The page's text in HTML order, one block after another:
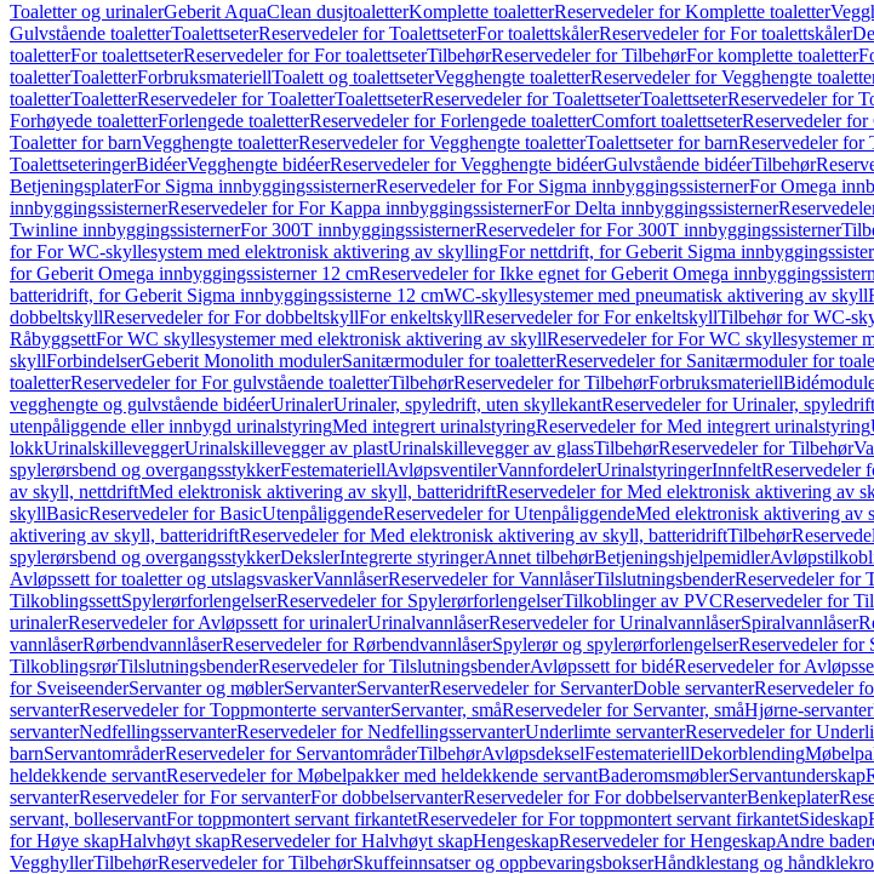
Toaletter og urinalerGeberit AquaClean dusjtoaletterKomplette toaletterReservedeler for Komplette toaletter
Gulvstående toaletterToalettseterReservedeler for ToalettseterFor toalettskålerReservedeler for For toalettskåler
toaletterFor toalettseterReservedeler for For toalettseterTilbehørReservedeler for TilbehørFor komplette toaletter
toaletterToaletterForbruksmateriellToalett og toalettseterVegghengte toaletterReservedeler for Vegghengte
toaletterToaletterReservedeler for ToaletterToalettseterReservedeler for ToalettseterToalettseterReservedeler for
Forhøyede toaletterForlengede toaletterReservedeler for Forlengede toaletterComfort toalettseterReservedeler
Toaletter for barnVegghengte toaletterReservedeler for Vegghengte toaletterToalettseter for barnReservedeler for
ToalettseteringerBidéerVegghengte bidéerReservedeler for Vegghengte bidéerGulvstående bidéerTilbehør
BetjeningsplaterFor Sigma innbyggingssisternerReservedeler for For Sigma innbyggingssisternerFor Omega
innbyggingssisternerReservedeler for For Kappa innbyggingssisternerFor Delta innbyggingssisterner
Twinline innbyggingssisternerFor 300T innbyggingssisternerReservedeler for For 300T innbyggingssisterner
for For WC-skyllesystem med elektronisk aktivering av skyllingFor nettdrift, for Geberit Sigma
for Geberit Omega innbyggingssisterner 12 cmReservedeler for Ikke egnet for Geberit Omega
batteridrift, for Geberit Sigma innbyggingssisterne 12 cmWC-skyllesystemer med pneumatisk aktivering av skyll
dobbeltskyllReservedeler for For dobbeltskyllFor enkeltskyllReservedeler for For enkeltskyllTilbehør for WC-
RåbyggsettFor WC skyllesystemer med elektronisk aktivering av skyllReservedeler for For WC skyllesystemer
skyllForbindelserGeberit Monolith modulerSanitærmoduler for toaletterReservedeler for Sanitærmoduler for
toaletterReservedeler for For gulvstående toaletterTilbehørReservedeler for TilbehørForbruksmateriell
vegghengte og gulvstående bidéerUrinalerUrinaler, spyledrift, uten skyllekantReservedeler for Urinaler,
utenpåliggende eller innbygd urinalstyringMed integrert urinalstyringReservedeler for Med integrert urinalstyring
lokkUrinalskilleveggerUrinalskillevegger av plastUrinalskillevegger av glassTilbehørReservedeler for Tilbehør
spylerørsbend og overgangsstykkerFestemateriellAvløpsventilerVannfordelerUrinalstyringerInnfeltReservedeler
av skyll, nettdriftMed elektronisk aktivering av skyll, batteridriftReservedeler for Med elektronisk aktivering av
skyllBasicReservedeler for BasicUtenpåliggendeReservedeler for UtenpåliggendeMed elektronisk aktivering av
aktivering av skyll, batteridriftReservedeler for Med elektronisk aktivering av skyll, batteridriftTilbehør
spylerørsbend og overgangsstykkerDekslerIntegrerte styringerAnnet tilbehørBetjeningshjelpemidler
Avløpssett for toaletter og utslagsvaskerVannlåserReservedeler for VannlåserTilslutningsbenderReservedeler for
TilkoblingssettSpylerørforlengelserReservedeler for SpylerørforlengelserTilkoblinger av PVCReservedeler for
urinalerReservedeler for Avløpssett for urinalerUrinalvannlåserReservedeler for UrinalvannlåserSpiralvannlåser
vannlåserRørbendvannlåserReservedeler for RørbendvannlåserSpylerør og spylerørforlengelserReservedeler for
TilkoblingsrørTilslutningsbenderReservedeler for TilslutningsbenderAvløpssett for bidéReservedeler for
for SveiseenderServanter og møblerServanterServanterReservedeler for ServanterDoble servanterReservedeler
servanterReservedeler for Toppmonterte servanterServanter, småReservedeler for Servanter, småHjørne-servanter
servanterNedfellingsservanterReservedeler for NedfellingsservanterUnderlimte servanterReservedeler for
barnServantområderReservedeler for ServantområderTilbehørAvløpsdekselFestemateriellDekorblending
heldekkende servantReservedeler for Møbelpakker med heldekkende servantBaderomsmøblerServantunderskap
servanterReservedeler for For servanterFor dobbelservanterReservedeler for For dobbelservanterBenkeplater
servant, bolleservantFor toppmontert servant firkantetReservedeler for For toppmontert servant firkantetSideskap
for Høye skapHalvhøyt skapReservedeler for Halvhøyt skapHengeskapReservedeler for HengeskapAndre
VegghyllerTilbehørReservedeler for TilbehørSkuffeinnsatser og oppbevaringsbokserHåndklestang og